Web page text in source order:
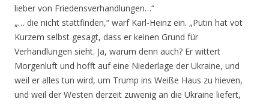
lieber von Friedensverhandlungen…“
„… die nicht stattfinden,“ warf Karl-Heinz ein. „Putin hat vot
Kurzem selbst gesagt, dass er keinen Grund für
Verhandlungen sieht. Ja, warum denn auch? Er wittert
Morgenluft und hofft auf eine Niederlage der Ukraine, und
weil er alles tun wird, um Trump ins Weiße Haus zu hieven,
und weil der Westen derzeit zuwenig an die Ukraine liefert,